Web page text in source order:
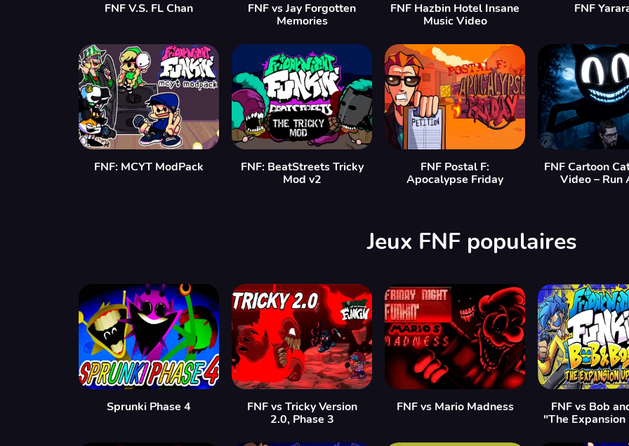
FNF V.S. FL Chan
FNF vs Jay Forgotten
Memories
FNF Hazbin Hotel Insane
Music Video
FNF
FNF: MCYT ModPack
FNF: BeatStreets Tricky
Mod v2
FNF Postal F:
Apocalypse Friday
FNF Cartoon
Video – Run
Jeux FNF populaires
Sprunki Phase 4
FNF vs Tricky Version
2.0, Phase 3
FNF vs Mario Madness
FNF vs Bob
"The